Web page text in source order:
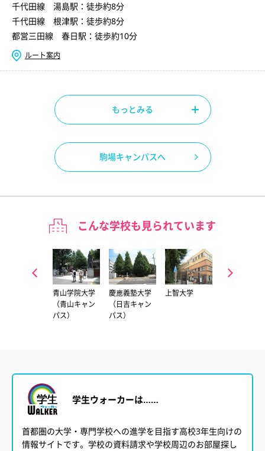
千代田線 湯島駅：徒歩約8分
千代田線 根津駅：徒歩約8分
都営三田線 春日駅：徒歩約10分
ルート案内
もっとみる
駒場キャンパスへ
こんな学校も見られています
青山学院大学
（青山キャン
パス）
慶應義塾大学
（日吉キャン
パス）
上智大学
学生ウォーカーは……
首都圏の大学・専門学校への進学を目指す高校3年生向けの
情報サイトです。学校の資料請求や学校周辺のお部屋探し